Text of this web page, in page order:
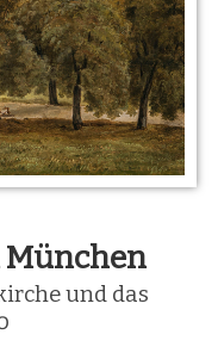
München
und das